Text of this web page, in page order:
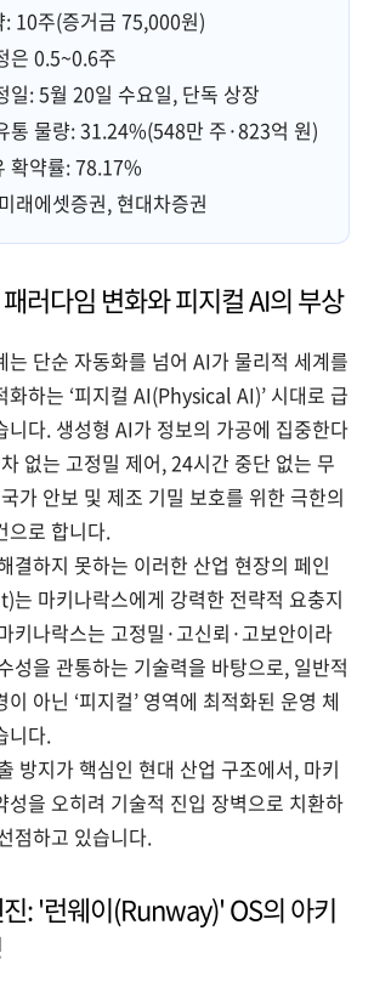
: 10주(증거금 75,000원)
은 0.5~0.6주
일: 5월 20일 수요일, 단독 상장
통 물량: 31.24%(548만 주·823억 원)
확약률: 78.17%
래에셋증권, 현대차증권
러다임 변화와 피지컬 AI의 부상
는 단순 자동화를 넘어 AI가 물리적 세계를
화하는 ‘피지컬 AI(Physical AI)’ 시대로 급
니다. 생성형 AI가 정보의 가공에 집중한다
없는 고정밀 제어, 24시간 중단 없는 무
가 안보 및 제조 기밀 보호를 위한 극한의
으로 합니다.
결하지 못하는 이러한 산업 현장의 페인
마키나락스에게 강력한 전략적 요충지
키나락스는 고정밀·고신뢰·고보안이라
성을 관통하는 기술력을 바탕으로, 일반적
아닌 ‘피지컬’ 영역에 최적화된 운영 체
니다.
방지가 핵심인 현대 산업 구조에서, 마키
성을 오히려 기술적 진입 장벽으로 치환하
점하고 있습니다.
: '런웨이(Runway)' OS의 아키